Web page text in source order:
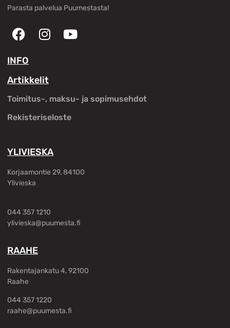
Parasta palvelua Puumestasta!
INFO
Artikkelit
Toimitus-, maksu- ja sopimusehdot
Rekisteriseloste
YLIVIESKA
Korjaamontie 29, 84100
Ylivieska
044 357 1210
ylivieska@puumesta.fi
RAAHE
Rakentajankatu 4, 92100
Raahe
044 357 1220
raahe@puumesta.fi